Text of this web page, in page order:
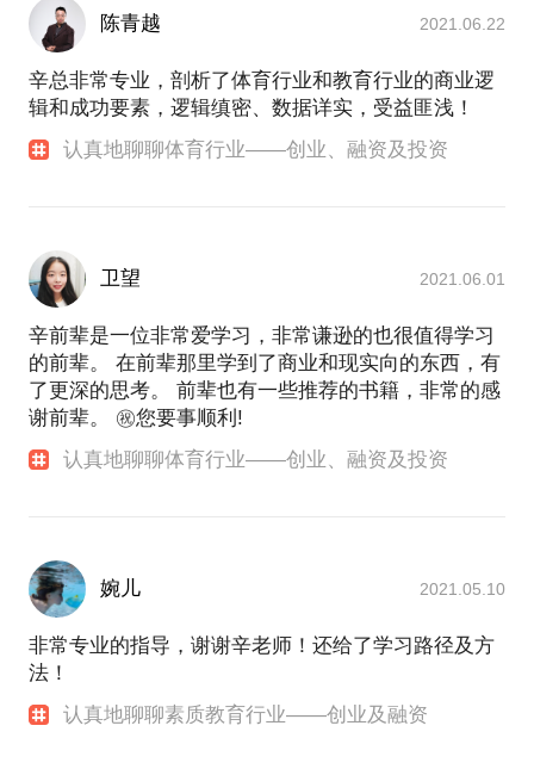
陈青越 2021.06.22
辛总非常专业，剖析了体育行业和教育行业的商业逻
辑和成功要素，逻辑缜密、数据详实，受益匪浅！
认真地聊聊体育行业——创业、融资及投资
卫望 2021.06.01
辛前辈是一位非常爱学习，非常谦逊的也很值得学习
的前辈。 在前辈那里学到了商业和现实向的东西，有
了更深的思考。 前辈也有一些推荐的书籍，非常的感
谢前辈。 ㊗️您要事顺利!
认真地聊聊体育行业——创业、融资及投资
婉儿 2021.05.10
非常专业的指导，谢谢辛老师！还给了学习路径及方
法！
认真地聊聊素质教育行业——创业及融资